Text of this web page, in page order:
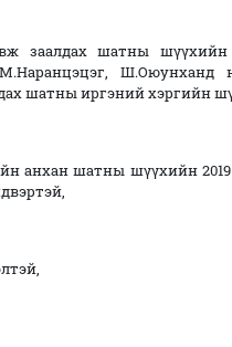
заалдах шатны
Ш.Оюунханд
шатны иргэний хэргийн
анхан шатны шүүхийн